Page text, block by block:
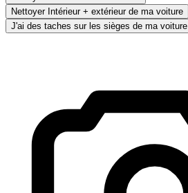
Nettoyer Intérieur + extérieur de ma voiture
J'ai des taches sur les sièges de ma voiture